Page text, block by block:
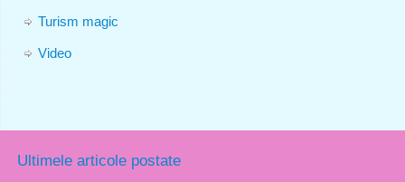
Turism magic
Video
Ultimele articole postate